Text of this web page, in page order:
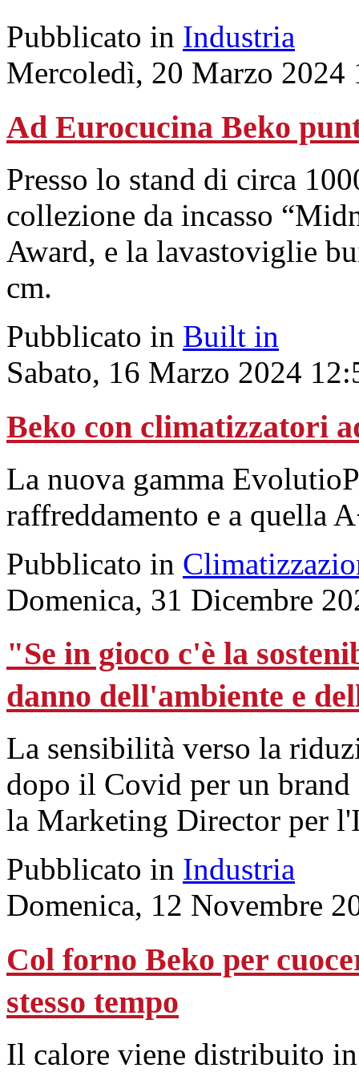
Pubblicato in Industria
Mercoledì, 20 Marzo 2024
Ad Eurocucina Beko
Presso lo stand di circa
collezione da incasso
Award, e la lavastoviglie
cm.
Pubblicato in Built in
Sabato, 16 Marzo 2024
Beko con climatizzatori
La nuova gamma
raffreddamento e a quella
Pubblicato in
Domenica, 31 Dicembre
"Se in gioco c'è la
danno dell'ambiente e
La sensibilità verso la
dopo il Covid per un
la Marketing Director per
Pubblicato in Industria
Domenica, 12 Novembre
Col forno Beko per
stesso tempo
Il calore viene distribuito